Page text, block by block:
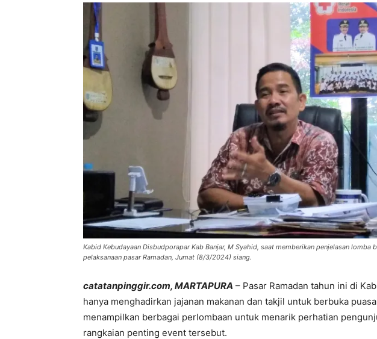
Kabid Kebudayaan Disbudporapar Kab Banjar, M Syahid, saat memberikan penjelasan lomba
pelaksanaan pasar Ramadan, Jumat (8/3/2024) siang.
catatanpinggir.com, MARTAPURA – Pasar Ramadan tahun ini di
hanya menghadirkan jajanan makanan dan takjil untuk berbuka
menampilkan berbagai perlombaan untuk menarik perhatian
rangkaian penting event tersebut.